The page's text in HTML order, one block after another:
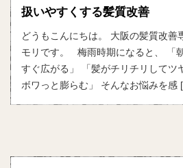
扱いやすくする髪質改善
どうもこんにちは。 大阪の髪質改善
モリです。 梅雨時期になると、 「
すぐ広がる」 「髪がチリチリしてツ
ボワっと膨らむ」 そんなお悩みを感